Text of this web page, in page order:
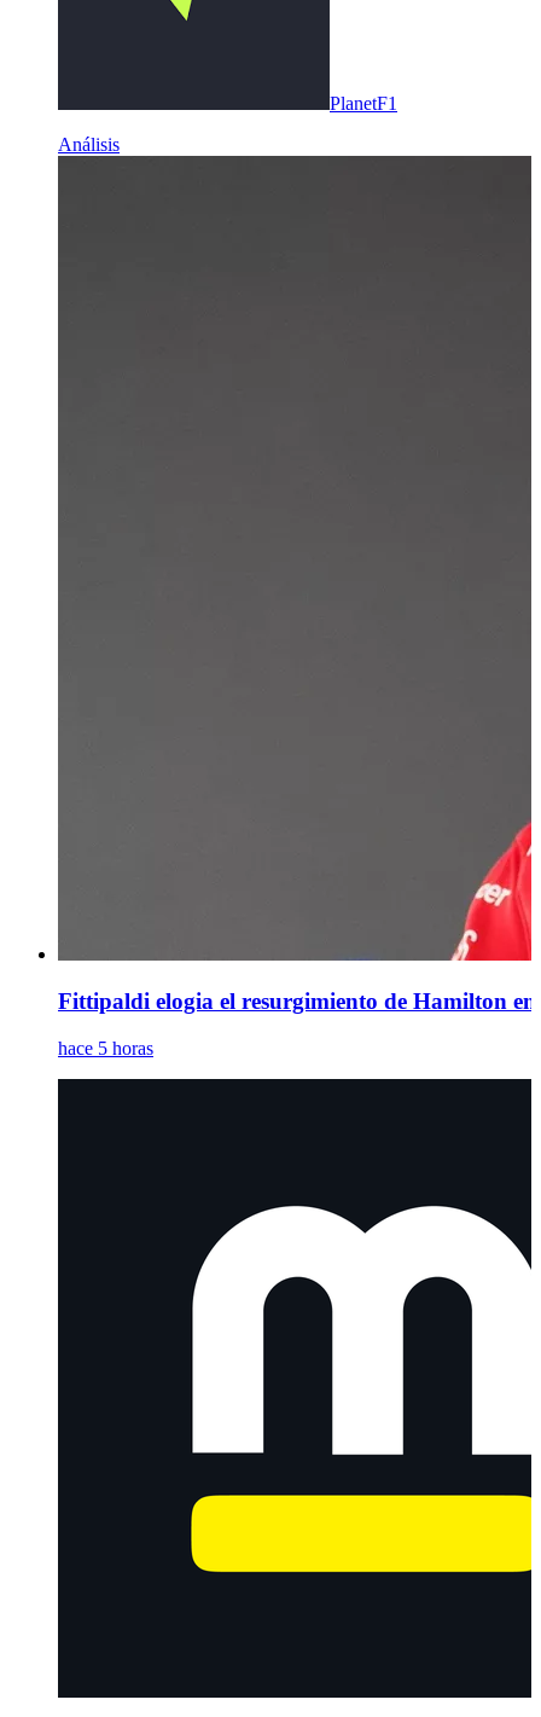
PlanetF1
Análisis
Fittipaldi elogia el resurgimiento de Hamilton
hace 5 horas